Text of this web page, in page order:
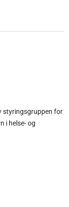
styringsgruppen for
i helse- og